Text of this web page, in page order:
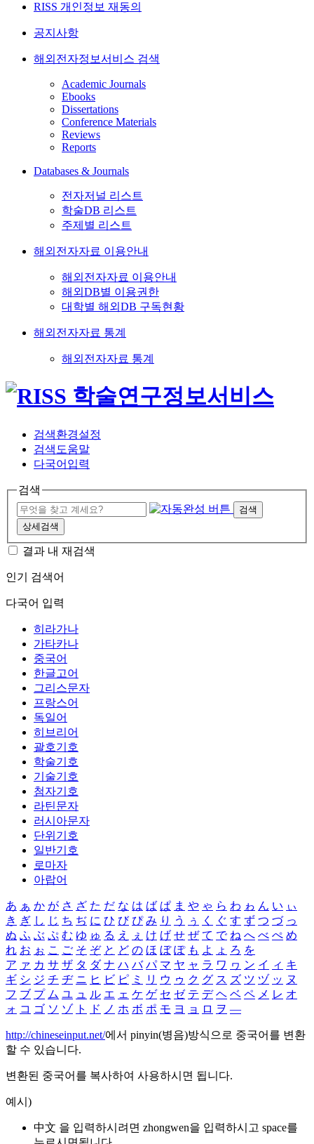
RISS 개인정보 재동의
공지사항
해외전자정보서비스 검색
Academic Journals
Ebooks
Dissertations
Conference Materials
Reviews
Reports
Databases & Journals
전자저널 리스트
학술DB 리스트
주제별 리스트
해외전자자료 이용안내
해외전자자료 이용안내
해외DB별 이용권한
대학별 해외DB 구독현황
해외전자자료 통계
해외전자자료 통계
검색환경설정
검색도움말
다국어입력
검색
검색
상세검색
결과 내 재검색
인기 검색어
다국어 입력
히라가나
가타카나
중국어
한글고어
그리스문자
프랑스어
독일어
히브리어
괄호기호
학술기호
기술기호
첨자기호
라틴문자
러시아문자
단위기호
일반기호
로마자
아랍어
あ ぁ か が さ ざ た だ な は ば ぱ ま や ゃ ら わ ゎ ん い ぃ
き ぎ し じ ち ぢ に ひ び ぴ み り う ぅ く ぐ す ず つ づ っ
ぬ ふ ぶ ぷ む ゆ ゅ る え ぇ け げ せ ぜ て で ね へ べ ぺ め
れ お ぉ こ ご そ ぞ と ど の ほ ぼ ぽ も よ ょ ろ を
ア ァ カ サ ザ タ ダ ナ ハ バ パ マ ヤ ャ ラ ワ ヮ ン イ ィ キ
ギ シ ジ チ ヂ ニ ヒ ビ ピ ミ リ ウ ゥ ク グ ス ズ ツ ヅ ッ ヌ
フ ブ プ ム ユ ュ ル エ ェ ケ ゲ セ ゼ テ デ ヘ ベ ペ メ レ オ
ォ コ ゴ ソ ゾ ト ド ノ ホ ボ ポ モ ヨ ョ ロ ヲ ―
http://chineseinput.net/에서 pinyin(병음)방식으로 중국어를 변환
할 수 있습니다.
변환된 중국어를 복사하여 사용하시면 됩니다.
예시)
中文 을 입력하시려면 zhongwen을 입력하시고 space를